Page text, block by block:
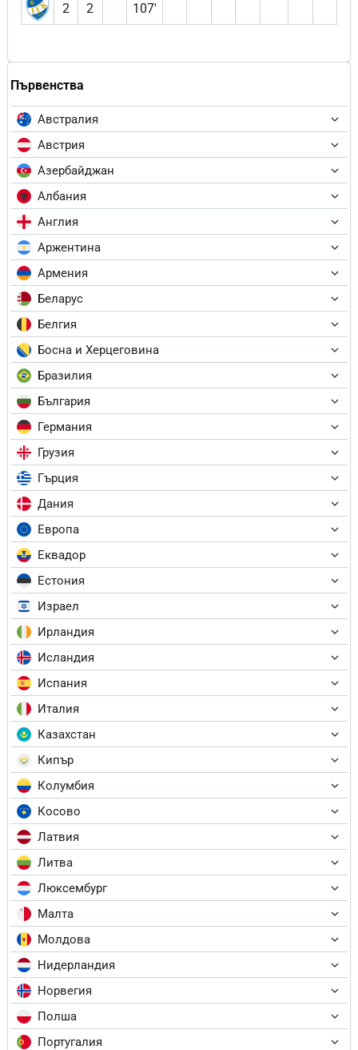
Първенства
Австралия
Австрия
Азербайджан
Албания
Англия
Аржентина
Армения
Беларус
Белгия
Босна и Херцеговина
Бразилия
България
Германия
Грузия
Гърция
Дания
Европа
Еквадор
Естония
Израел
Ирландия
Исландия
Испания
Италия
Казахстан
Кипър
Колумбия
Косово
Латвия
Литва
Люксембург
Малта
Молдова
Нидерландия
Норвегия
Полша
Португалия
2 2 107′